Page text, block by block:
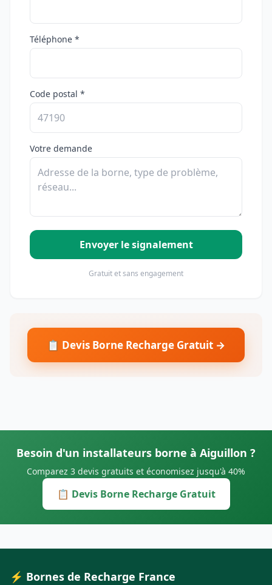
Téléphone *
Code postal *
Votre demande
Envoyer le signalement
Gratuit et sans engagement
📋 Devis Borne Recharge Gratuit →
Besoin d'un installateurs borne à Aiguillon ?
Comparez 3 devis gratuits et économisez jusqu'à 40%
📋 Devis Borne Recharge Gratuit
⚡ Bornes de Recharge France